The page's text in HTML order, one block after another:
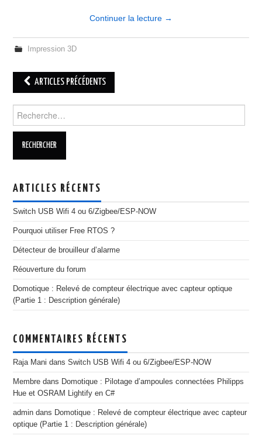
Continuer la lecture →
Impression 3D
Navigation
des
articles
ARTICLES PRÉCÉDENTS
ARTICLES RÉCENTS
Switch USB Wifi 4 ou 6/Zigbee/ESP-NOW
Pourquoi utiliser Free RTOS ?
Détecteur de brouilleur d’alarme
Réouverture du forum
Domotique : Relevé de compteur électrique avec capteur optique
(Partie 1 : Description générale)
COMMENTAIRES RÉCENTS
Raja Mani dansSwitch USB Wifi 4 ou 6/Zigbee/ESP-NOW
Membre dans Domotique : Pilotage d’ampoules connectées Philipps
Hue et OSRAM Lightify en C#
admin dans Domotique : Relevé de compteur électrique avec capteur
optique (Partie 1 : Description générale)